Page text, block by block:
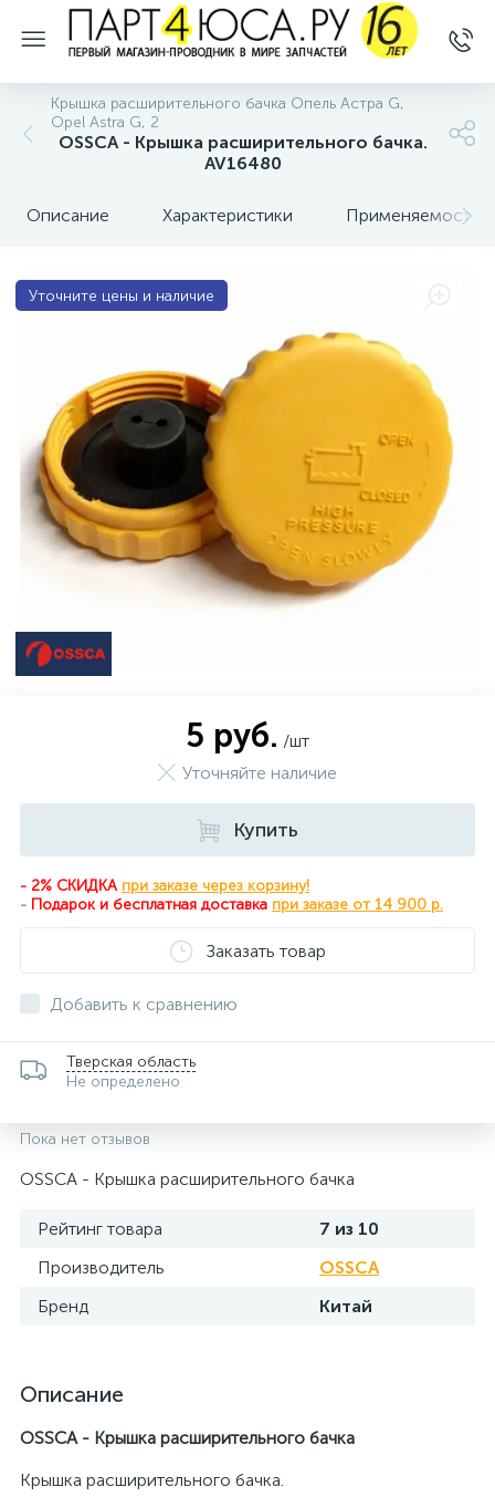
Крышка расширительного бачка Опель Астра G,
Opel Astra G, 2
OSSCA - Крышка расширительного бачка.
AV16480
Описание Характеристики Применяемость
Уточните цены и наличие
5 руб. /шт
Уточняйте наличие
Купить
- 2% СКИДКА при заказе через корзину!
- Подарок и бесплатная доставка при заказе от 14 900 р.
Заказать товар
Добавить к сравнению
Тверская область
Не определено
Пока нет отзывов
OSSCA - Крышка расширительного бачка
Рейтинг товара
7 из 10
Производитель
OSSCA
Бренд
Китай
Описание
OSSCA - Крышка расширительного бачка
Крышка расширительного бачка.